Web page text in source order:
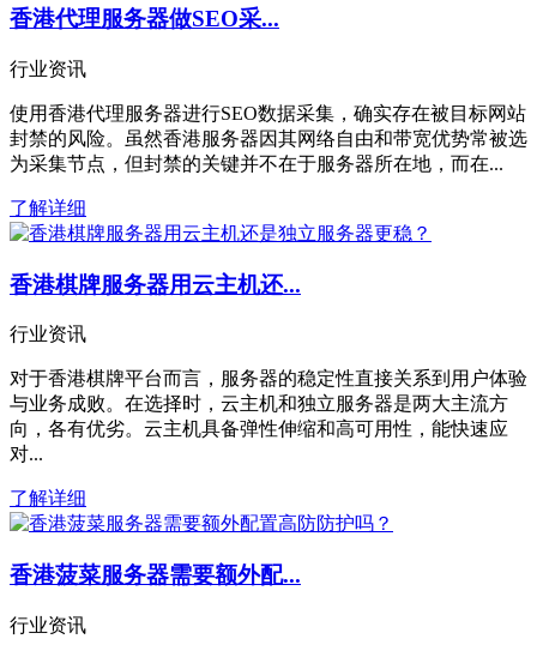
香港代理服务器做SEO采...
行业资讯
使用香港代理服务器进行SEO数据采集，确实存在被目标网站
封禁的风险。虽然香港服务器因其网络自由和带宽优势常被选
为采集节点，但封禁的关键并不在于服务器所在地，而在...
了解详细
香港棋牌服务器用云主机还...
行业资讯
对于香港棋牌平台而言，服务器的稳定性直接关系到用户体验
与业务成败。在选择时，云主机和独立服务器是两大主流方
向，各有优劣。云主机具备弹性伸缩和高可用性，能快速应
对...
了解详细
香港菠菜服务器需要额外配...
行业资讯